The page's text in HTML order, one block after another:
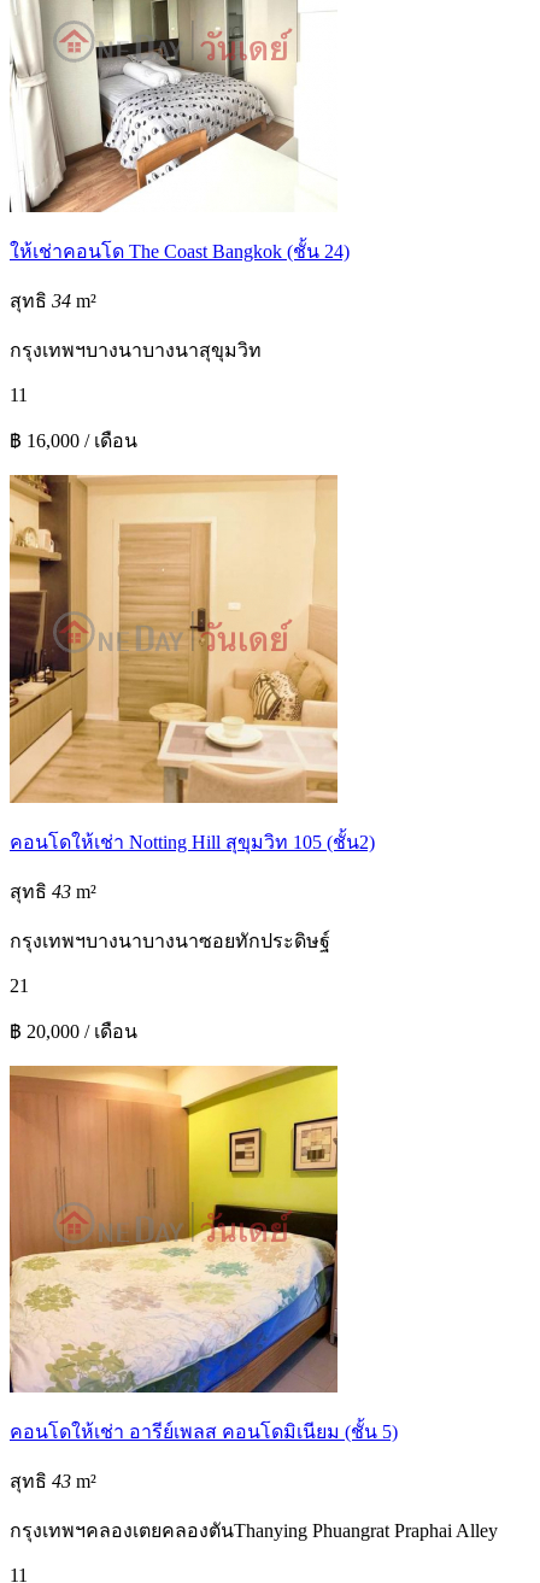
ให้เช่าคอนโด The Coast Bangkok (ชั้น 24)
สุทธิ 34 m²
กรุงเทพฯบางนาบางนาสุขุมวิท
11
฿ 16,000 / เดือน
คอนโดให้เช่า Notting Hill สุขุมวิท 105 (ชั้น2)
สุทธิ 43 m²
กรุงเทพฯบางนาบางนาซอยทักประดิษฐ์
21
฿ 20,000 / เดือน
คอนโดให้เช่า อารีย์เพลส คอนโดมิเนียม (ชั้น 5)
สุทธิ 43 m²
กรุงเทพฯคลองเตยคลองตันThanying Phuangrat Praphai Alley
11